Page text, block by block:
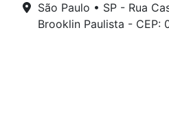
São Paulo • SP - Rua
Brooklin Paulista - CEP: